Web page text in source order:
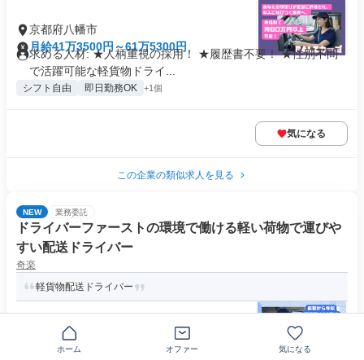
京都府八幡市
月給41万3500円～61万5300円
求める人材: ★人柄重視の採用！ ★履歴書不要！ ★性別不問
で活躍可能な軽貨物ドライ...
シフト自由 即日勤務OK +1個
気になる
この企業の類似求人を見る
NEW 業務委託
ドライバーファーストの環境で働ける軽い荷物で運びや
すい配送ドライバー
奇楽
軽貨物配送ドライバー
京都府八幡市
月給38万円～62万円
求める人材: 《必須条件》 普通自動車免許（AT限定可） ※人
ホーム オファー 気になる